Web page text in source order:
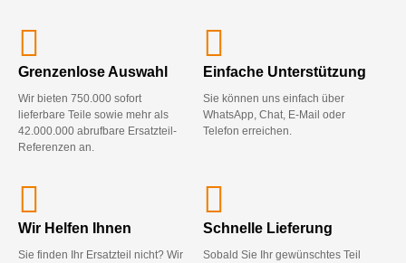
Grenzenlose Auswahl
Wir bieten 750.000 sofort
lieferbare Teile sowie mehr als
42.000.000 abrufbare Ersatzteil-
Referenzen an.
Einfache Unterstützung
Sie können uns einfach über
WhatsApp, Chat, E-Mail oder
Telefon erreichen.
Wir Helfen Ihnen
Sie finden Ihr Ersatzteil nicht? Wir
Schnelle Lieferung
Sobald Sie Ihr gewünschtes Teil